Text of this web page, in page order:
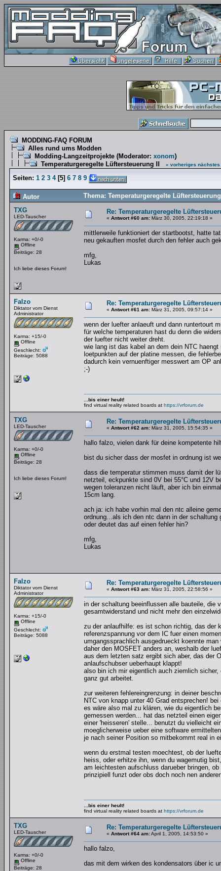
MODDING-FAQ FORUM
Alles rund ums Modden
Modding-Langzeitprojekte (Moderator: xonom)
Temperaturgeregelte Lüftersteuerung II
« vorheriges nächstes
Seiten: 1 2 3 4[5] 6 7 8 9
Autor
Thema: Temperaturgeregelte
TXG
LED-Tauscher
Karma: +0/-0
Offline
Beiträge: 28
Ich liebe dieses Forum!
Re: Temperaturgeregelte
« Antwort #60 am: März 30, 2005, 22:19:18 »
mittlerweile funktioniert der startbootst, hatte
neu gekauften mosfet durch den fehler auch
mfg,
Lukas
Falzo
Diktator vom Dienst
Administrator
Karma: +15/-0
Offline
Geschlecht:
Beiträge: 5088
Re: Temperaturgeregelte
« Antwort #61 am: März 31, 2005, 09:57:14 »
wenn der luefter anlaeuft und dann runtertourt
für welche temperaturen hast du denn die
der luefter nicht weiter dreht.
wie lang ist das kabel an dem dein NTC
loetpunkten auf der platine messen, die
dadurch kein vernuenftiger messwert am OP
;-)
...bis einer heult!
find virtual reality related boards at https://vrforum.de
TXG
LED-Tauscher
Karma: +0/-0
Offline
Beiträge: 28
Ich liebe dieses Forum!
Re: Temperaturgeregelte
« Antwort #62 am: März 31, 2005, 15:54:35 »
hallo falzo, vielen dank für deine kompetente
bist du sicher dass der mosfet in ordnung ist
dass die temperatur stimmen muss damit der
netzteil, eckpunkte sind 0V bei 55°C und 12V
wegen toleranzen nicht läuft, aber ich bin
15cm lang.
ach ja: ich habe vorhin mal den ntc alleine
ordnung...als ich den ntc dann in der
oder deutet das auf einen fehler hin?
mfg,
Lukas
Falzo
Diktator vom Dienst
Administrator
Karma: +15/-0
Offline
Geschlecht:
Beiträge: 5088
Re: Temperaturgeregelte
« Antwort #63 am: März 31, 2005, 22:58:56 »
in der schaltung beeinflussen alle bauteile, die
gesamtwiderstand und nicht mehr den
zu der anlaufhilfe: es ist schon richtig, das der
referenzspannung vor dem IC fuer einen
umgangssprachlich ausgedrueckt koennte
daher den MOSFET anders an, weshalb der
aus dem letzten satz ergibt sich aber, das der
anlaufschubser ueberhaupt klappt!
also bin ich mir eigentlich auch ziemlich
ganz gut arbeitet.
zur weiteren fehlereingrenzung: in deiner
NTC von knapp unter 40 Grad entsprechen!
es wäre also mal zu klären, wie du eigentlich
gemessen werden... hat das netzteil einen
einer 'heisseren' stelle... benutzt du vielleicht
moeglicherweise ueber eine software
je nach seiner Position so mitbekommt real in
wenn du erstmal testen moechtest, ob der
heiss, oder erhitze ihn, wenn du wagemutig
am leichtesten aufschluss darueber bringen,
prinzipiell funzt oder obs doch noch nen
...bis einer heult!
find virtual reality related boards at https://vrforum.de
TXG
LED-Tauscher
Karma: +0/-0
Offline
Beiträge: 28
Re: Temperaturgeregelte
« Antwort #64 am:April 1, 2005, 14:53:50 »
hallo falzo,
das mit dem wirken des kondensators über ic